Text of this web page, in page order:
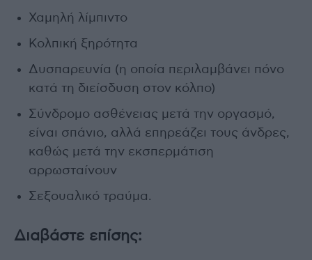
Χαμηλή λίμπιντο
Κολπική ξηρότητα
Δυσπαρευνία (η οποία περιλαμβάνει πόνο
κατά τη διείσδυση στον κόλπο)
Σύνδρομο ασθένειας μετά την οργασμό,
είναι σπάνιο, αλλά επηρεάζει τους άνδρες,
καθώς μετά την εκσπερμάτιση
αρρωσταίνουν
Σεξουαλικό τραύμα.
Διαβάστε επίσης: